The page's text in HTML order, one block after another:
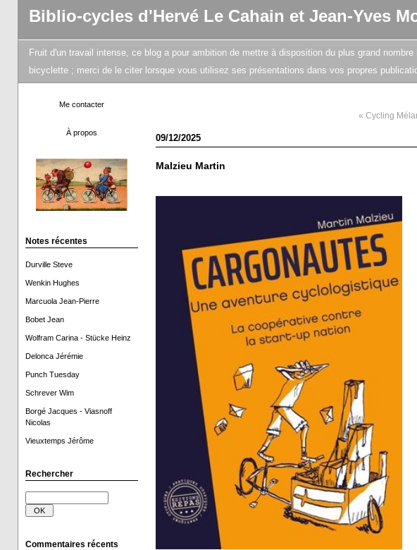
Biblio-cycles d'Hervé Le Cahain et Jean-Yves
Fruit d'un travail intense, ce blog a pour ambition de mettre à disposition du plus grand
bicyclette ; merci de le citer lorsque vous utilisez ses présentations dans vos propres
Me contacter
À propos
Notes récentes
Durville Steve
Wenkin Hughes
Marcuola Jean-Pierre
Bobet Jean
Wolfram Carina - Stücke Heinz
Delonca Jérémie
Punch Tuesday
Schrever Wim
Borgé Jacques - Viasnoff
Nicolas
Vieuxtemps Jérôme
Rechercher
Commentaires récents
« Cycling
09/12/2025
Malzieu Martin